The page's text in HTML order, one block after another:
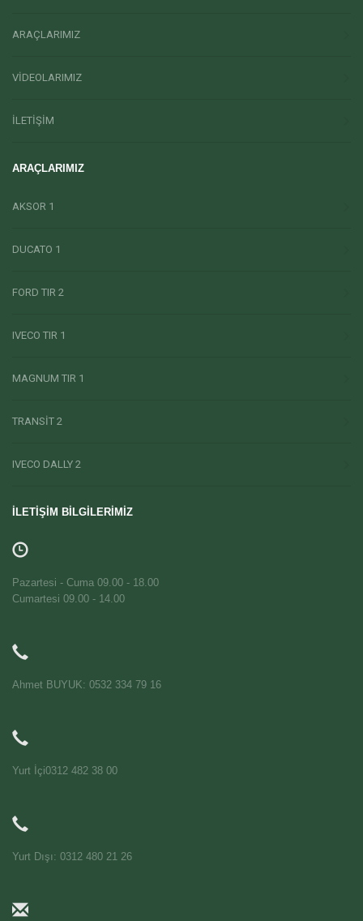
ARAÇLARIMIZ
VİDEOLARIMIZ
İLETİŞİM
ARAÇLARIMIZ
AKSOR 1
DUCATO 1
FORD TIR 2
IVECO TIR 1
MAGNUM TIR 1
TRANSİT 2
IVECO DALLY 2
İLETİŞİM BİLGİLERİMİZ
Pazartesi - Cuma 09.00 - 18.00
Cumartesi 09.00 - 14.00
Ahmet BUYUK: 0532 334 79 16
Yurt İçi0312 482 38 00
Yurt Dışı: 0312 480 21 26